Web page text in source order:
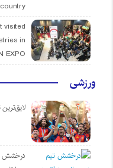
visited
in
EXPO
ورزشی
لایق‌ترین
درخشش